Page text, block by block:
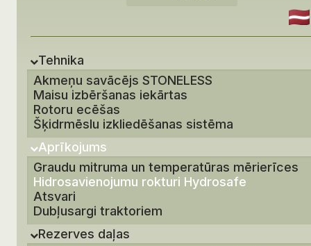
Tehnika
Akmeņu savācējs STONELESS
Maisu izbēršanas iekārtas
Rotoru ecēšas
Šķidrmēslu izkliedēšanas sistēma
Aprīkojums
Graudu mitruma un temperatūras mērierīces
Hidrosavienojumu rokturi Hydrosafe
Atsvari
Dubļusargi traktoriem
Rezerves daļas